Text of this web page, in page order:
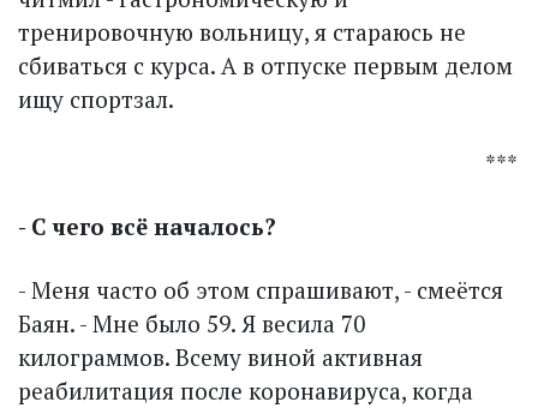
тренировочную вольницу, я стараюсь не
сбиваться с курса. А в отпуске первым делом
ищу спортзал.
***
- С чего всё началось?
- Меня часто об этом спрашивают, - смеётся
Баян. - Мне было 59. Я весила 70
килограммов. Всему виной активная
реабилитация после коронавируса, когда